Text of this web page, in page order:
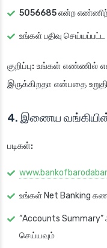
5056685என்ற
உங்கள் பதிவு
குறிப்பு: உங்கள் எண்ணில்
இருக்கிறதா என்பதை
4. இணைய
படிகள்:
உங்கள் Net Banking
“Accounts
செய்யவும்